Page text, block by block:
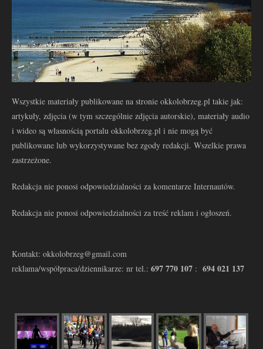
Wszystkie materiały publikowane na stronie okkolobrzeg.pl takie jak:
artykuły, zdjęcia (w tym szczególnie zdjęcia autorskie), materiały audio
i wideo są własnością portalu okkolobrzeg.pl i nie mogą być
publikowane lub wykorzystywane bez zgody redakcji. Wszelkie prawa
zastrzeżone.
Redakcja nie ponosi odpowiedzialności za komentarze Internautów.
Redakcja nie ponosi odpowiedzialności za treść reklam i ogłoszeń.
Kontakt: okkolobrzeg@gmail.com
reklama/współpraca/dziennikarze: nr tel.: 697 770 107 : 694 021 137